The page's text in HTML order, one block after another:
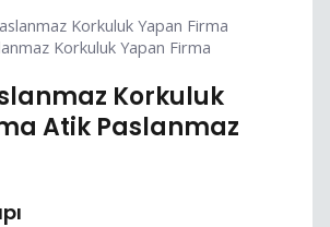
Korkuluk Yapan Firma
Korkuluk
Atik Paslanmaz